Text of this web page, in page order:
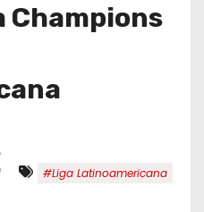
Champions
#Liga Latinoamericana